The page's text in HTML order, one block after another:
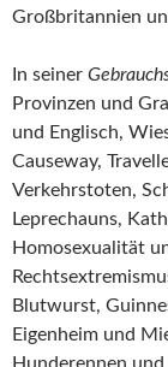
Großbritannien
In seiner
Provinzen und
und Englisch,
Causeway,
Verkehrstoten,
Leprechauns,
Homosexualität
Blutwurst,
Eigenheim und